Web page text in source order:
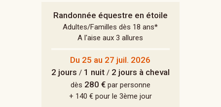
Randonnée équestre en étoile
Adultes/Familles dès 18 ans*
A l'aise aux 3 allures
Du 25 au 27 juil. 2026
2 jours / 1 nuit/ 2 jours à cheval
dès 280 €par personne
+ 140 € pour le 3ème jour